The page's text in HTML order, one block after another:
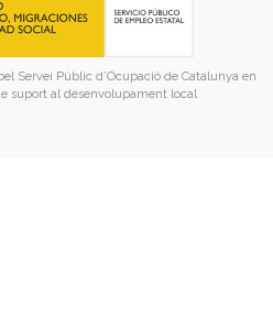
Servei Públic d’Ocupació de Catalunya en
suport al desenvolupament local